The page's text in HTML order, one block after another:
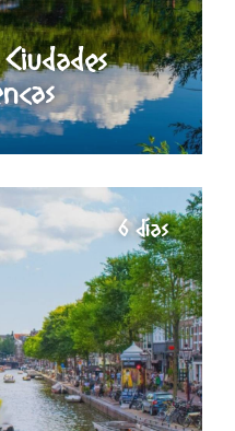
6 días